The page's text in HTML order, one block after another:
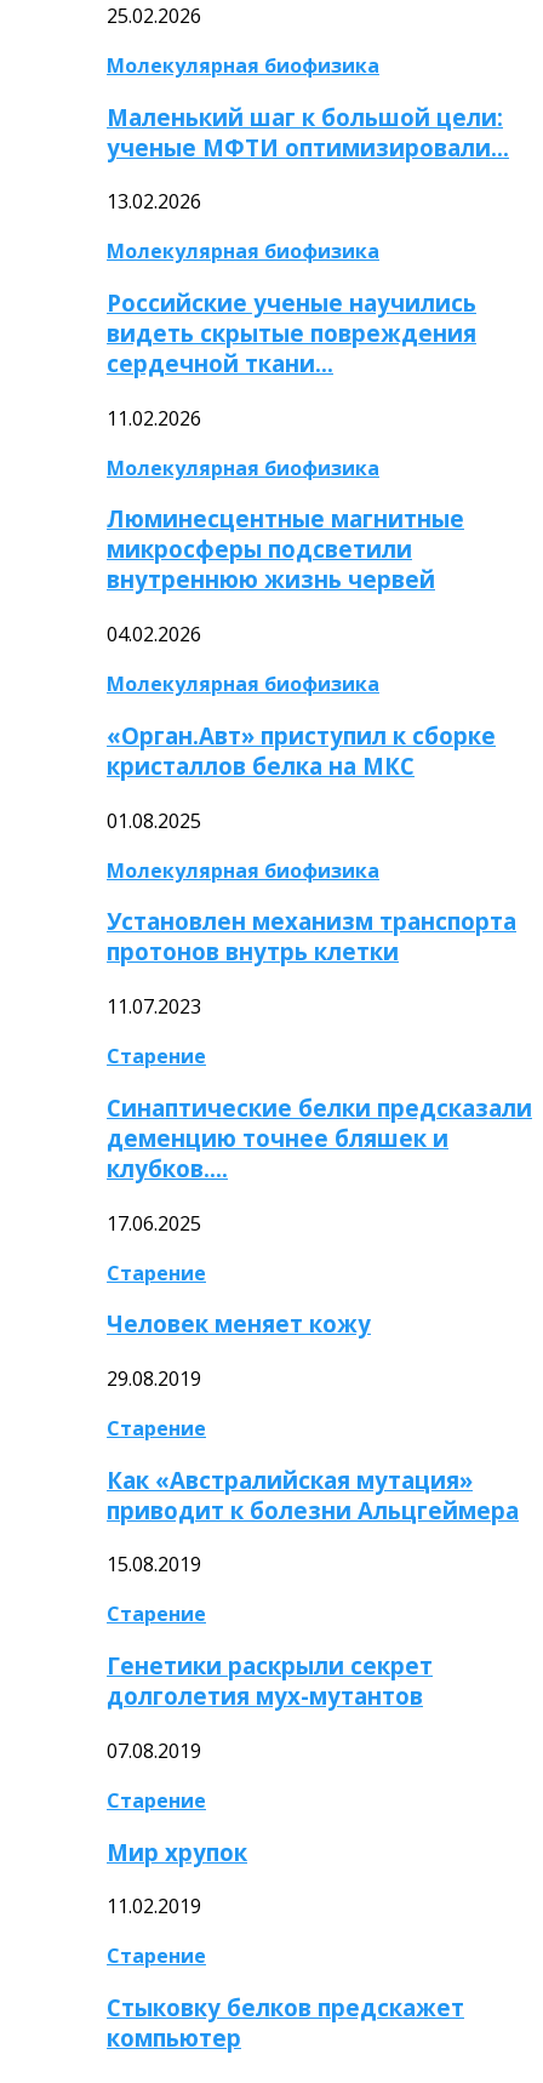
25.02.2026
Молекулярная биофизика
Маленький шаг к большой цели:
ученые МФТИ оптимизировали…
13.02.2026
Молекулярная биофизика
Российские ученые научились
видеть скрытые повреждения
сердечной ткани…
11.02.2026
Молекулярная биофизика
Люминесцентные магнитные
микросферы подсветили
внутреннюю жизнь червей
04.02.2026
Молекулярная биофизика
«Орган.Авт» приступил к сборке
кристаллов белка на МКС
01.08.2025
Молекулярная биофизика
Установлен механизм транспорта
протонов внутрь клетки
11.07.2023
Старение
Синаптические белки предсказали
деменцию точнее бляшек и
клубков….
17.06.2025
Старение
Человек меняет кожу
29.08.2019
Старение
Как «Австралийская мутация»
приводит к болезни Альцгеймера
15.08.2019
Старение
Генетики раскрыли секрет
долголетия мух-мутантов
07.08.2019
Старение
Мир хрупок
11.02.2019
Старение
Стыковку белков предскажет
компьютер